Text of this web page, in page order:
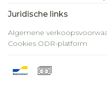
Juridische links
Algemene
Cookies ODR-platform